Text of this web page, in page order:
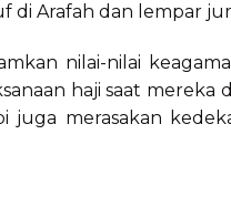
di Arafah dan lempar
nilai-nilai
haji saat mereka
juga merasakan